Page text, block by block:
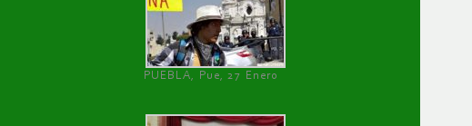
PUEBLA, Pue, 27 Enero